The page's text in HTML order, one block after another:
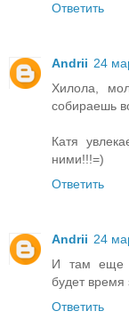
Ответить
Andrii 24
Хилола,
собираешь
Катя
ними!!!=)
Ответить
Andrii 24
И там еще
будет время
Ответить